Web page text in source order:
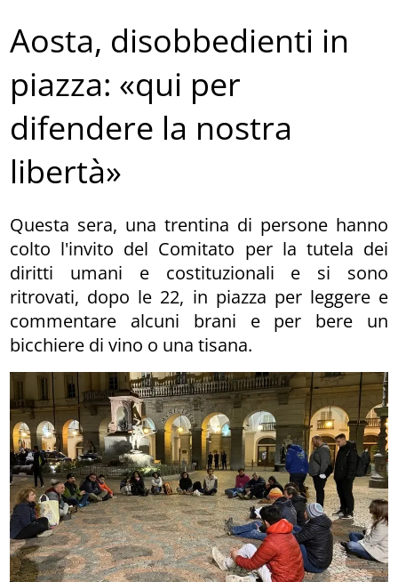
Aosta, disobbedienti in
piazza: «qui per
difendere la nostra
libertà»
Questa sera, una trentina di persone hanno
colto l'invito del Comitato per la tutela dei
diritti umani e costituzionali e si sono
ritrovati, dopo le 22, in piazza per leggere e
commentare alcuni brani e per bere un
bicchiere di vino o una tisana.